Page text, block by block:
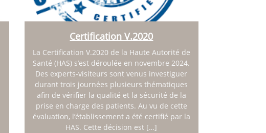
Certification V.2020
La Certification V.2020 de la Haute Autorité de
Santé (HAS) s’est déroulée en novembre 2024.
Des experts-visiteurs sont venus investiguer
durant trois journées plusieurs thématiques
afin de vérifier la qualité et la sécurité de la
prise en charge des patients. Au vu de cette
évaluation, l’établissement a été certifié par la
HAS. Cette décision est […]